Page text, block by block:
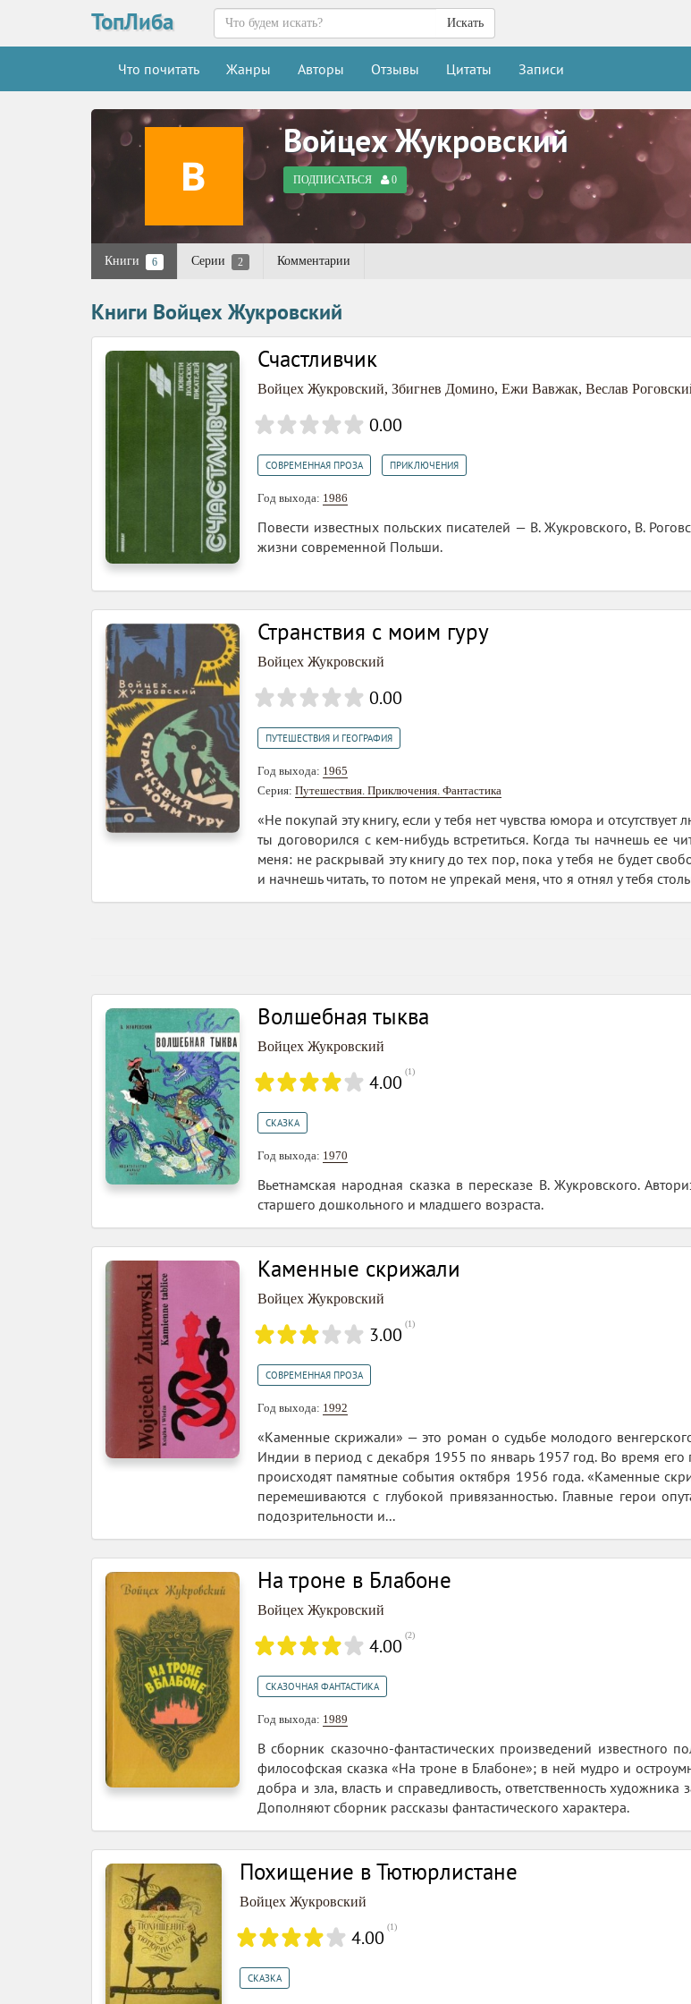
ТопЛиба Искать
Что почитать Жанры Авторы Отзывы Цитаты Записи
Войцех Жукровский
ПОДПИСАТЬСЯ 0
Книги 6 Серии 2 Комментарии
Книги Войцех Жукровский
Счастливчик
Войцех Жукровский, Збигнев Домино, Ежи Вавжак, Веслав
0.00
СОВРЕМЕННАЯ ПРОЗА ПРИКЛЮЧЕНИЯ
Год выхода: 1986
Повести известных польских писателей — В. Жукровского, В.
жизни современной Польши.
Странствия с моим гуру
Войцех Жукровский
0.00
ПУТЕШЕСТВИЯ И ГЕОГРАФИЯ
Год выхода: 1965
Серия: Путешествия. Приключения. Фантастика
«Не покупай эту книгу, если у тебя нет чувства юмора и
ты договорился с кем-нибудь встретиться. Когда ты начнешь ее
меня: не раскрывай эту книгу до тех пор, пока у тебя не будет
и начнешь читать, то потом не упрекай меня, что я отнял у тебя
Волшебная тыква
Войцех Жукровский
4.00 (1)
СКАЗКА
Год выхода: 1970
Вьетнамская народная сказка в пересказе В. Жукровского.
старшего дошкольного и младшего возраста.
Каменные скрижали
Войцех Жукровский
3.00 (1)
СОВРЕМЕННАЯ ПРОЗА
Год выхода: 1992
«Каменные скрижали» — это роман о судьбе молодого
Индии в период с декабря 1955 по январь 1957 год. Во время
происходят памятные события октября 1956 года. «Каменные
перемешиваются с глубокой привязанностью. Главные герои
подозрительности и...
На троне в Блабоне
Войцех Жукровский
4.00 (2)
СКАЗОЧНАЯ ФАНТАСТИКА
Год выхода: 1989
В сборник сказочно-фантастических произведений известного
философская сказка «На троне в Блабоне»; в ней мудро и
добра и зла, власть и справедливость, ответственность
Дополняют сборник рассказы фантастического характера.
Похищение в Тютюрлистане
Войцех Жукровский
4.00 (1)
СКАЗКА